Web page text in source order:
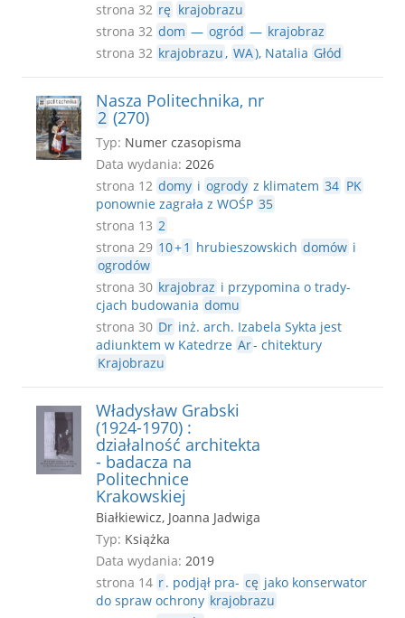
strona 32 rę krajobrazu
strona 32 dom — ogród — krajobraz
strona 32 krajobrazu, WA), Natalia Głód
Nasza Politechnika, nr
2 (270)
Typ: Numer czasopisma
Data wydania: 2026
strona 12 domy i ogrody z klimatem 34 PK
ponownie zagrała z WOŚP 35
strona 13 2
strona 29 10+1 hrubieszowskich domów i
ogrodów
strona 30 krajobraz i przypomina o trady-
cjach budowania domu
strona 30 Dr inż. arch. Izabela Sykta jest
adiunktem w Katedrze Ar- chitektury
Krajobrazu
Władysław Grabski
(1924-1970) :
działalność architekta
- badacza na
Politechnice
Krakowskiej
Białkiewicz, Joanna Jadwiga
Typ: Książka
Data wydania: 2019
strona 14 r. podjął pra- cę jako konserwator
do spraw ochrony krajobrazu